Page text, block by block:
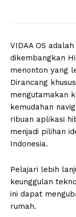
VIDAA OS
dikembangkan
menonton yang
Dirancang
mengutamakan
kemudahan
ribuan aplikasi
menjadi pilihan
Indonesia.
Pelajari lebih
keunggulan
ini dapat
rumah.